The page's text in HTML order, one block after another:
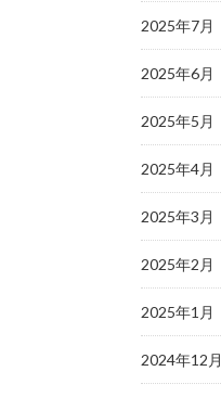
2025年7月
2025年6月
2025年5月
2025年4月
2025年3月
2025年2月
2025年1月
2024年12月